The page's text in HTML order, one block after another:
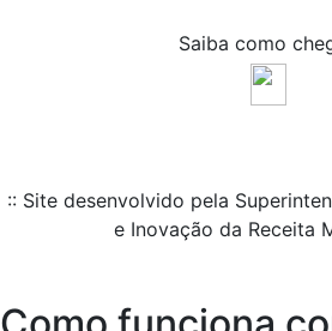
Saiba como
:: Site desenvolvido pela
e Inovação da Receita